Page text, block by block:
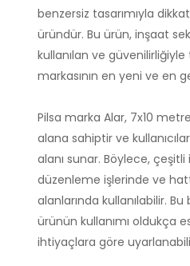
benzersiz tasarımıyla
üründür. Bu ürün, inşaat
kullanılan ve güvenilirliğiyle
markasının en yeni ve en
Pilsa marka Alar, 7x10
alana sahiptir ve
alanı sunar. Böylece,
düzenleme işlerinde ve
alanlarında kullanılabilir.
ürünün kullanımı oldukça
ihtiyaçlara göre